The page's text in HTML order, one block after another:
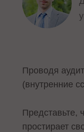
Проводя
(внутренние
Представьте,
простирает